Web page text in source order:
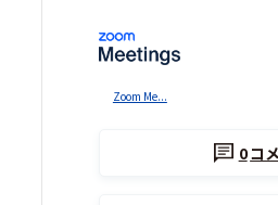
Zoom Me...
0コ